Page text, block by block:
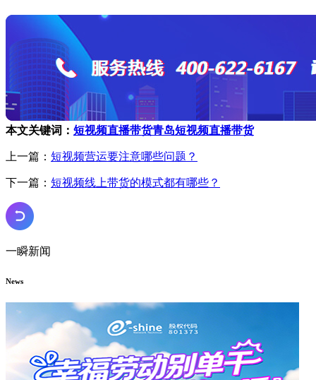
本文关键词： 短视频直播带货青岛短视频直播带货
上一篇： 短视频营运要注意哪些问题？
下一篇： 短视频线上带货的模式都有哪些？
一瞬新闻
News